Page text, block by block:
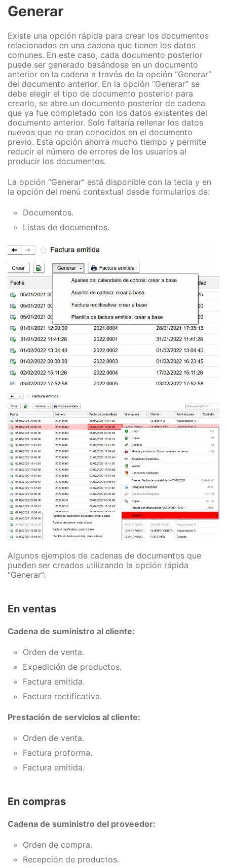
Generar
Existe una opción rápida para crear los documentos
relacionados en una cadena que tienen los datos
comunes. En este caso, cada documento posterior
puede ser generado basándose en un documento
anterior en la cadena a través de la opción “Generar”
del documento anterior. En la opción “Generar” se
debe elegir el tipo de documento posterior para
crearlo, se abre un documento posterior de cadena
que ya fue completado con los datos existentes del
documento anterior. Solo faltaría rellenar los datos
nuevos que no eran conocidos en el documento
previo. Esta opción ahorra mucho tiempo y permite
reducir el número de errores de los usuarios al
producir los documentos.
La opción “Generar” está disponible con la tecla y en
la opción del menú contextual desde formularios de:
Documentos.
Listas de documentos.
Algunos ejemplos de cadenas de documentos que
pueden ser creados utilizando la opción rápida
“Generar”:
En ventas
Cadena de suministro al cliente:
Orden de venta.
Expedición de productos.
Factura emitida.
Factura rectificativa.
Prestación de servicios al cliente:
Orden de venta.
Factura proforma.
Factura emitida.
En compras
Cadena de suministro del proveedor:
Orden de compra.
Recepción de productos.